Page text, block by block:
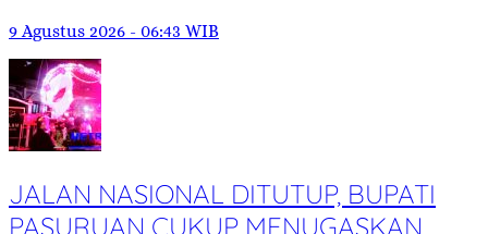
9 Agustus 2026 - 06:43 WIB
JALAN NASIONAL DITUTUP, BUPATI
PASURUAN CUKUP MENUGASKAN